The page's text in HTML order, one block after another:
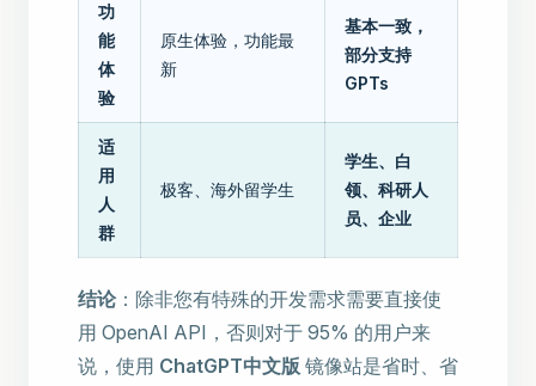
功
能
体
验
原生体验，功能最
新
基本一致，
部分支持
GPTs
适
用
人
群
极客、海外留学生
学生、白
领、科研人
员、企业
结论：除非您有特殊的开发需求需要直接使
用 OpenAI API，否则对于 95% 的用户来
说，使用 ChatGPT中文版 镜像站是省时、省